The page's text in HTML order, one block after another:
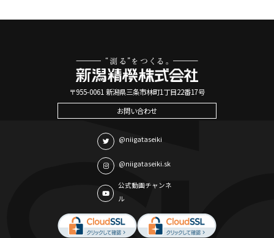
〒955-0061 新潟県三条市林町1丁目22番17号
お問い合わせ
@niigataseiki
@niigataseiki.sk
公式動画チャンネ
ル